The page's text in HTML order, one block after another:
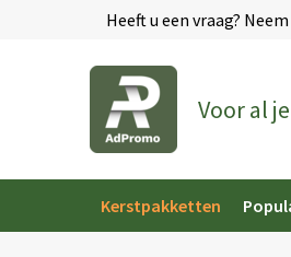
Heeft u een vraag?
Voor al
Kerstpakketten